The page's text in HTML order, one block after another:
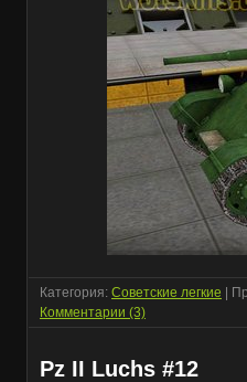
Категория: Советские легкие |
Комментарии (3)
Pz II Luchs #12